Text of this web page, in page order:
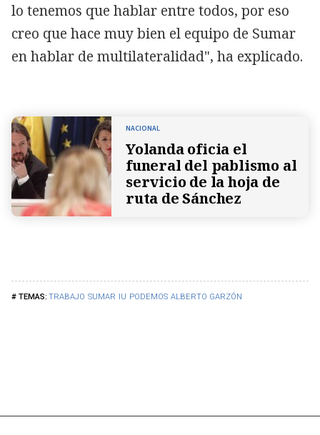
TRABAJO SUMAR IU PODEMOS ALBERTO GARZÓN
lo tenemos que hablar entre todos, por eso
creo que hace muy bien el equipo de Sumar
en hablar de multilateralidad", ha explicado.
NACIONAL
Yolanda oficia el
funeral del pablismo al
servicio de la hoja de
ruta de Sánchez